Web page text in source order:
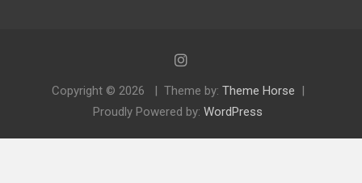
Copyright © 2026 Theme by: Theme Horse
Proudly Powered by: WordPress